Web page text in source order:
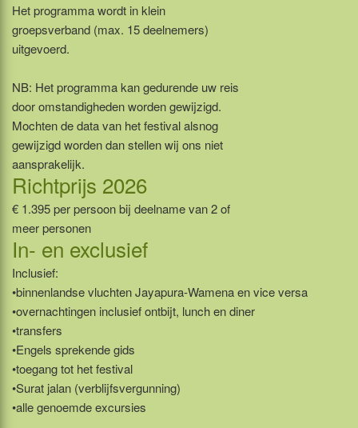
Het programma wordt in klein
groepsverband (max. 15 deelnemers)
uitgevoerd.
NB: Het programma kan gedurende uw reis
door omstandigheden worden gewijzigd.
Mochten de data van het festival alsnog
gewijzigd worden dan stellen wij ons niet
aansprakelijk.
Richtprijs 2026
€ 1.395 per persoon bij deelname van 2 of
meer personen
In- en exclusief
Inclusief:
•binnenlandse vluchten Jayapura-Wamena en vice versa
•overnachtingen inclusief ontbijt, lunch en diner
•transfers
•Engels sprekende gids
•toegang tot het festival
•Surat jalan (verblijfsvergunning)
•alle genoemde excursies